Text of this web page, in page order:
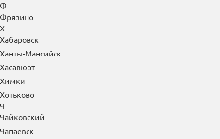
Ф
Фрязино
Х
Хабаровск
Ханты-Мансийск
Хасавюрт
Химки
Хотьково
Ч
Чайковский
Чапаевск